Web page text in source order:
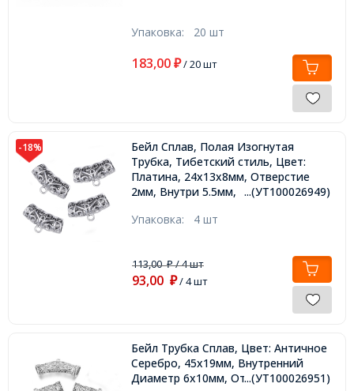
Упаковка: 20 шт
183,00 ₽/ 20 шт
-18%
Бейл Сплав, Полая Изогнутая
Трубка, Тибетский стиль, Цвет:
Платина, 24х13х8мм, Отверстие
2мм, Внутри 5.5мм, ...(УТ100026949)
Упаковка: 4 шт
113,00₽/ 4 шт
93,00 ₽/ 4 шт
Бейл Трубка Сплав, Цвет: Античное
Серебро, 45х19мм, Внутренний
Диаметр 6х10мм, Отверстие 1мм,
...(УТ100026951)